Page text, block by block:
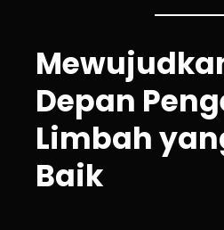
Depan
Limbah
Baik